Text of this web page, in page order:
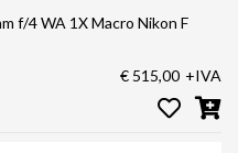
Laowa Venus Optics obiettivo 15mm f/4 WA 1X Macro Nikon F
€ 515,00 +IVA